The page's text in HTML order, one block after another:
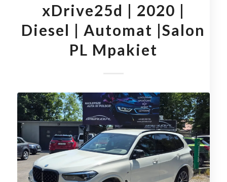
xDrive25d | 2020 |
Diesel | Automat |Salon
PL Mpakiet